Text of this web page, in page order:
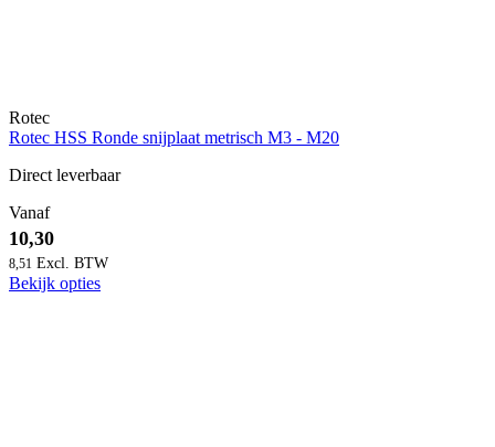
Rotec
Rotec HSS Ronde snijplaat metrisch M3 - M20
Direct leverbaar
Vanaf
10,30
8,51
Bekijk opties